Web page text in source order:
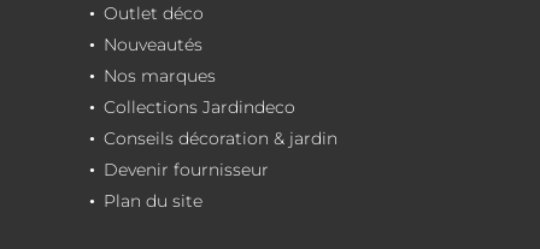
Outlet déco
Nouveautés
Nos marques
Collections Jardindeco
Conseils décoration & jardin
Devenir fournisseur
Plan du site